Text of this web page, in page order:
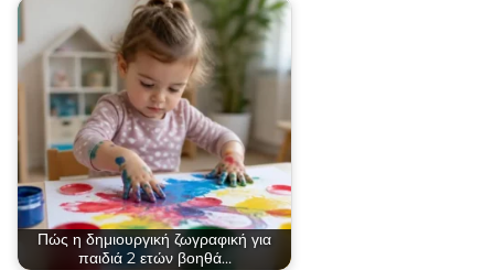
Πώς η δημιουργική ζωγραφική για
παιδιά 2 ετών βοηθά…